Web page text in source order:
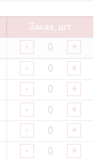
Заказ, шт
- +
- +
- +
- +
- +
- +